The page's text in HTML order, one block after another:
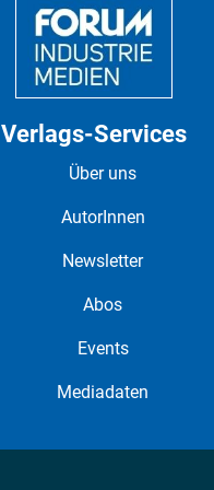
Verlags-Services
Über uns
AutorInnen
Newsletter
Abos
Events
Mediadaten